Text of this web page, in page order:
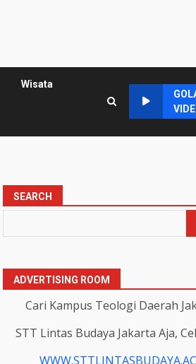
Wisata
SEARCH
ADVERTISING ROOM
Cari Kampus Teologi Daerah
STT Lintas Budaya Jakarta Aja,